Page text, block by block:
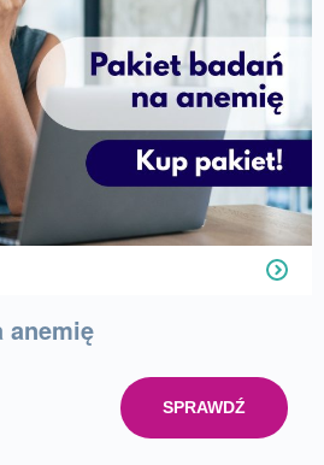
anemię
SPRAWDŹ